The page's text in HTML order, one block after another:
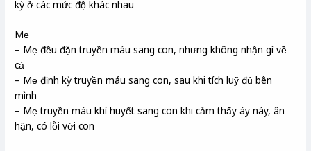
kỳ ở các mức độ khác nhau
Mẹ
– Mẹ đều đặn truyền máu sang con, nhưng không nhận gì về
cả
– Mẹ định kỳ truyền máu sang con, sau khi tích luỹ đủ bên
mình
– Mẹ truyền máu khí huyết sang con khi cảm thấy áy náy, ân
hận, có lỗi với con